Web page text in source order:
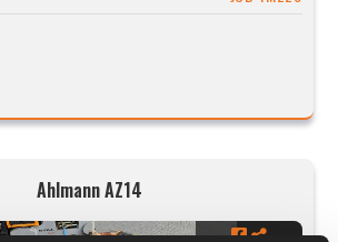
Ahlmann AZ14